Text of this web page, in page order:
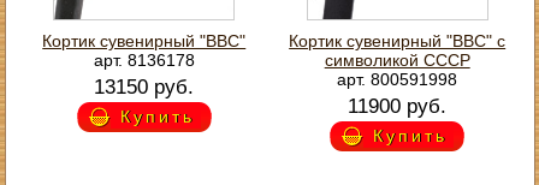
Кортик сувенирный "ВВС"
арт. 8136178
13150 руб.
Купить
Кортик сувенирный "ВВС" с
символикой СССР
арт. 800591998
11900 руб.
Купить